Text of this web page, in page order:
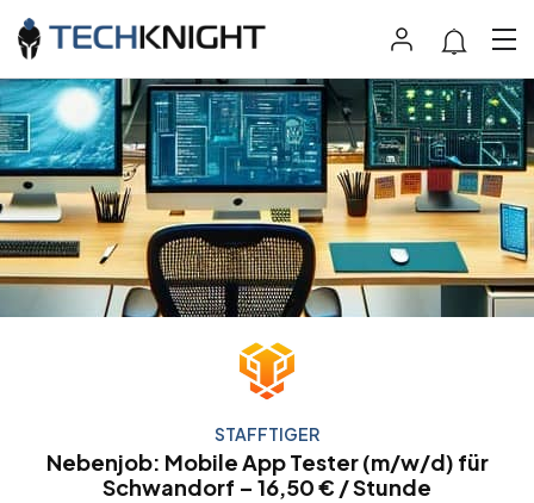
STAFFTIGER
Nebenjob: Mobile App Tester (m/w/d) für
Schwandorf – 16,50 € / Stunde